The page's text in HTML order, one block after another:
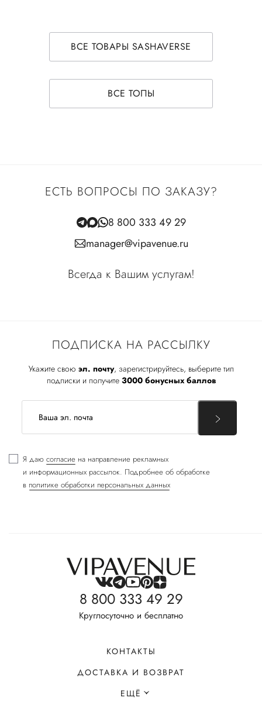
ВСЕ ТОВАРЫ SASHAVERSE
ВСЕ ТОПЫ
ПОДПИСКА НА РАССЫЛКУ
Укажите свою эл. почту, зарегистрируйтесь, выберите тип
подписки и получите 3000 бонусных баллов
Я даю согласие на направление рекламных
и информационных рассылок. Подробнее об обработке
в политике обработки персональных данных
ЕСТЬ ВОПРОСЫ ПО ЗАКАЗУ?
8 800 333 49 29
manager@vipavenue.ru
Всегда к Вашим услугам!
8 800 333 49 29
Круглосуточно и бесплатно
КОНТАКТЫ
ДОСТАВКА И ВОЗВРАТ
ЕЩЁ